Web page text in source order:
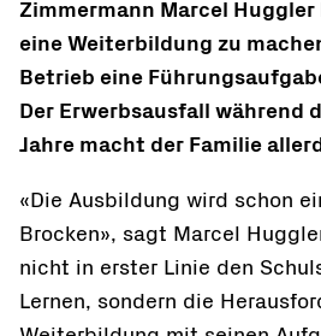
Zimmermann Marcel Huggler
eine Weiterbildung zu
Betrieb eine
Der Erwerbsausfall während
Jahre macht der Familie
«Die Ausbildung wird schon
Brocken», sagt Marcel
nicht in erster Linie den
Lernen, sondern die